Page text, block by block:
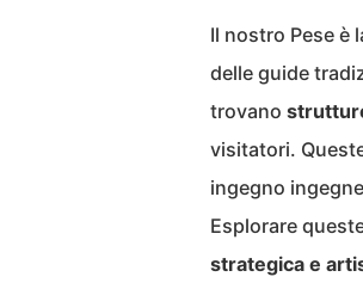
Il nostro Pese è
delle guide
trovano
visitatori.
ingegno
Esplorare
strategica e